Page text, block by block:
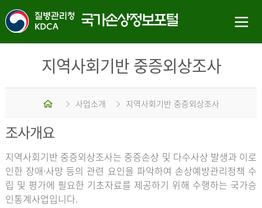
지역사회기반 중증외상조사
홈 사업소개 지역사회기반 중증외상조사
조사개요
지역사회기반 중증외상조사는 중증손상 및 다수사상 발생과 이로
인한 장애·사망 등의 관련 요인을 파악하여 손상예방관리정책 수
립 및 평가에 필요한 기초자료를 제공하기 위해 수행하는 국가승
인통계사업입니다.